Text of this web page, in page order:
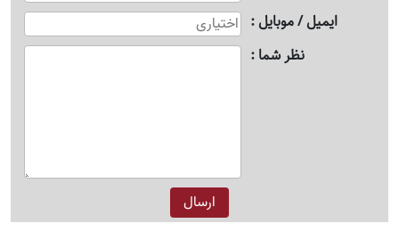
ایمیل / موبایل
نظر شما